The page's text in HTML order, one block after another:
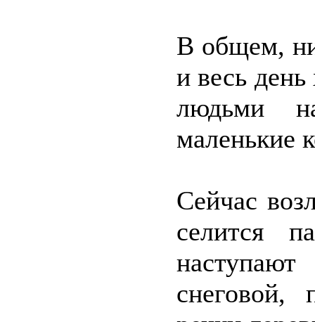
В общем,
и весь день
людьми
маленькие
Сейчас
селится
снеговой,